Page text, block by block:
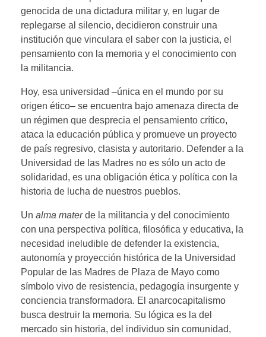
genocida de una dictadura militar y, en lugar de
replegarse al silencio, decidieron construir una
institución que vinculara el saber con la justicia, el
pensamiento con la memoria y el conocimiento con
la militancia.
Hoy, esa universidad –única en el mundo por su
origen ético– se encuentra bajo amenaza directa de
un régimen que desprecia el pensamiento crítico,
ataca la educación pública y promueve un proyecto
de país regresivo, clasista y autoritario. Defender a la
Universidad de las Madres no es sólo un acto de
solidaridad, es una obligación ética y política con la
historia de lucha de nuestros pueblos.
Un alma materde la militancia y del conocimiento
con una perspectiva política, filosófica y educativa, la
necesidad ineludible de defender la existencia,
autonomía y proyección histórica de la Universidad
Popular de las Madres de Plaza de Mayo como
símbolo vivo de resistencia, pedagogía insurgente y
conciencia transformadora. El anarcocapitalismo
busca destruir la memoria. Su lógica es la del
mercado sin historia, del individuo sin comunidad,